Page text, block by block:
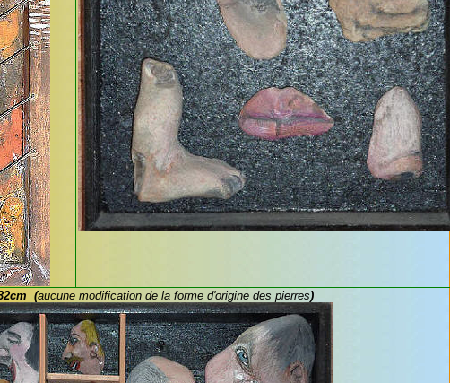
(aucune modification de la forme d'origine des pierres)